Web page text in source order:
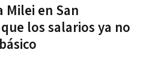
en San
los salarios ya no